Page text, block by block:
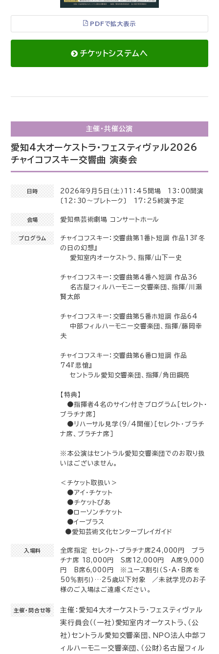
PDFで拡大表示
チケットシステムへ
主催・共催公演
愛知4大オーケストラ・フェスティヴァル2026
チャイコフスキー交響曲 演奏会
日時
2026年9月5日（土）11：45開場 13：00開演
〔12：30～プレトーク〕 17：25終演予定
会場 愛知県芸術劇場 コンサートホール
プログラム
チャイコフスキー：交響曲第１番ト短調 作品13『冬
の日の幻想』
愛知室内オーケストラ、指揮/山下一史
チャイコフスキー：交響曲第４番へ短調 作品36
名古屋フィルハーモニー交響楽団、指揮/川瀬
賢太郎
チャイコフスキー：交響曲第５番ホ短調 作品64
中部フィルハーモニー交響楽団、指揮/藤岡幸
夫
チャイコフスキー：交響曲第６番ロ短調 作品
74『悲愴』
セントラル愛知交響楽団、指揮/角田鋼亮
【特典】
●指揮者4名のサイン付きプログラム［セレクト・
プラチナ席］
●リハーサル見学（9/4開催）［セレクト・プラチ
ナ席、プラチナ席］
※本公演はセントラル愛知交響楽団でのお取り扱
いはございません。
＜チケット取扱い＞
●アイ・チケット
●チケットぴあ
●ローソンチケット
●イープラス
●愛知芸術文化センタープレイガイド
入場料
全席指定 セレクト・プラチナ席24,000円 プラ
チナ席 18,000円 S席12,000円 A席9,000
円 B席6,000円 ※ユース割引（S・A・B席を
50％割引）…25歳以下対象 ／未就学児のお子
様のご入場はご遠慮ください。
主催・問合せ等
主催：愛知4大オーケストラ・フェスティヴァル
実行員会（（一社）愛知室内オーケストラ、（公
社）セントラル愛知交響楽団、NPO法人中部フ
ィルハーモニー交響楽団、（公財）名古屋フィル